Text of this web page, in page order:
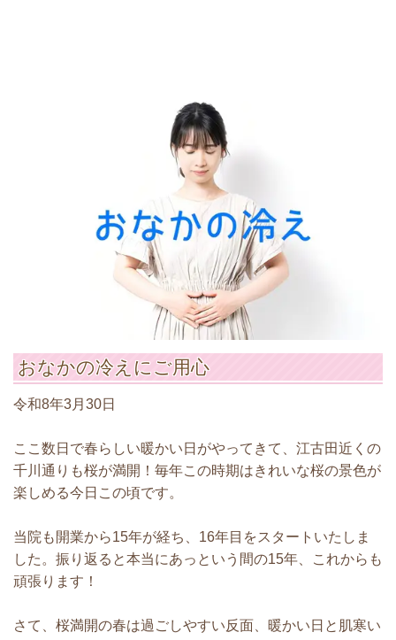
おなかの冷えにご用心
令和8年3月30日
ここ数日で春らしい暖かい日がやってきて、江古田近くの
千川通りも桜が満開！毎年この時期はきれいな桜の景色が
楽しめる今日この頃です。
当院も開業から15年が経ち、16年目をスタートいたしま
した。振り返ると本当にあっという間の15年、これからも
頑張ります！
さて、桜満開の春は過ごしやすい反面、暖かい日と肌寒い